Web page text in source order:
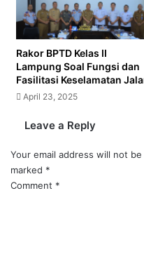
Rakor BPTD Kelas II
Lampung Soal Fungsi dan
Fasilitasi Keselamatan
April 23, 2025
Leave a Reply
Your email address will not
marked *
Comment *